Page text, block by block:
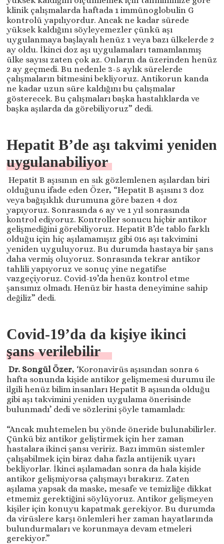
klinik çalışmalarda haftada 1 immünoglobulin G
kontrolü yapılıyordur. Ancak ne kadar sürede
yüksek kaldığını söyleyemezler çünkü aşı
uygulanmaya başlayalı henüz 1 veya bazı ülkelerde 2
ay oldu. İkinci doz aşı uygulamaları tamamlanmış
ülke sayısı zaten çok az. Onların da üzerinden henüz
2 ay geçmedi. Bu nedenle 3-5 aylık sürelerde
çalışmaların bitmesini bekliyoruz. Antikorun kanda
ne kadar uzun süre kaldığını bu çalışmalar
gösterecek. Bu çalışmaları başka hastalıklarda ve
başka aşılarda da görebiliyoruz” dedi.
Hepatit B’de aşı takvimi yeniden
uygulanabiliyor
Hepatit B aşısının en sık gözlemlenen aşılardan biri
olduğunu ifade eden Özer, “Hepatit B aşısını 3 doz
veya bağışıklık durumuna göre bazen 4 doz
yapıyoruz. Sonrasında 6 ay ve 1 yıl sonrasında
kontrol ediyoruz. Kontroller sonucu hiçbir antikor
gelişmediğini görebiliyoruz. Hepatit B’de tablo farklı
olduğu için hiç aşılamamışız gibi 016 aşı takvimini
yeniden uyguluyoruz. Bu durumda hastaya bir şans
daha vermiş oluyoruz. Sonrasında tekrar antikor
tahlili yapıyoruz ve sonuç yine negatifse
vazgeçiyoruz. Covid-19’da henüz kontrol etme
şansımız olmadı. Henüz bir hasta deneyimine sahip
değiliz” dedi.
Covid-19’da da kişiye ikinci
şans verilebilir
Dr. Songül Özer, ‘Koronavirüs aşısından sonra 6
hafta sonunda kişide antikor gelişmemesi durumu ile
ilgili henüz bilim insanları Hepatit B aşısında olduğu
gibi aşı takvimini yeniden uygulama önerisinde
bulunmadı’ dedi ve sözlerini şöyle tamamladı:
“Ancak muhtemelen bu yönde öneride bulunabilirler.
Çünkü biz antikor geliştirmek için her zaman
hastalara ikinci şansı veririz. Bazı immün sistemler
çalışabilmek için biraz daha fazla antijenik uyarı
bekliyorlar. İkinci aşılamadan sonra da hala kişide
antikor gelişmiyorsa çalışmayı bırakırız. Zaten
aşılama yapsak da maske, mesafe ve temizliğe dikkat
etmemiz gerektiğini söylüyoruz. Antikor gelişmeyen
kişiler için konuyu kapatmak gerekiyor. Bu durumda
da virüslere karşı önlemleri her zaman hayatlarında
bulundurmaları ve korunmaya devam etmeleri
gerekiyor.”